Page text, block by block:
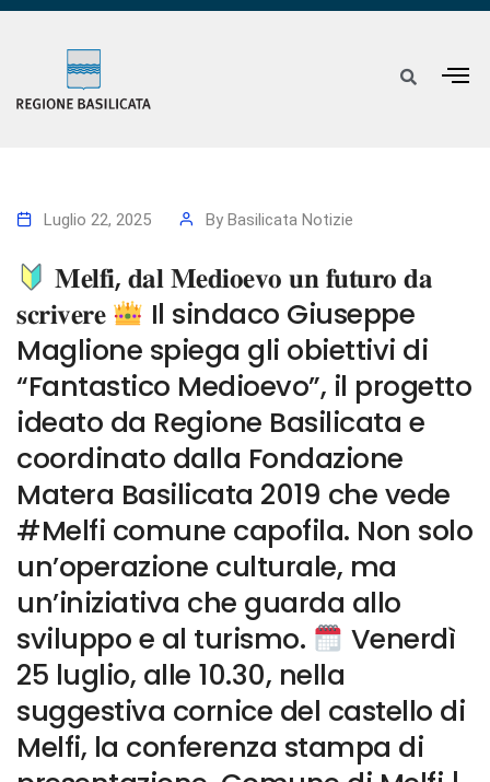
Luglio 22, 2025 By Basilicata Notizie
𝐌𝐞𝐥𝐟𝐢, 𝐝𝐚𝐥 𝐌𝐞𝐝𝐢𝐨𝐞𝐯𝐨 𝐮𝐧 𝐟𝐮𝐭𝐮𝐫𝐨 𝐝𝐚
𝐬𝐜𝐫𝐢𝐯𝐞𝐫𝐞
Il sindaco Giuseppe
Maglione spiega gli obiettivi di
“Fantastico Medioevo”, il progetto
ideato da Regione Basilicata e
coordinato dalla Fondazione
Matera Basilicata 2019 che vede
#Melfi comune capofila. Non solo
un’operazione culturale, ma
un’iniziativa che guarda allo
sviluppo e al turismo.
Venerdì
25 luglio, alle 10.30, nella
suggestiva cornice del castello di
Melfi, la conferenza stampa di